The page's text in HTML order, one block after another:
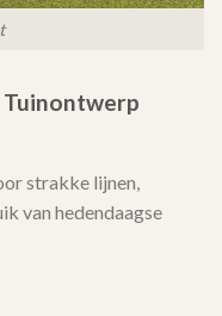
Tuinontwerp
strakke lijnen,
van hedendaagse